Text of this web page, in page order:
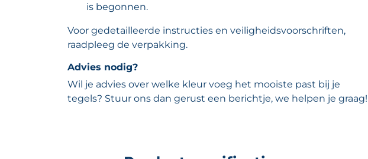
is begonnen.
Voor gedetailleerde instructies en veiligheidsvoorschriften,
raadpleeg de verpakking.
Advies nodig?
Wil je advies over welke kleur voeg het mooiste past bij je
tegels? Stuur ons dan gerust een berichtje, we helpen je graag!